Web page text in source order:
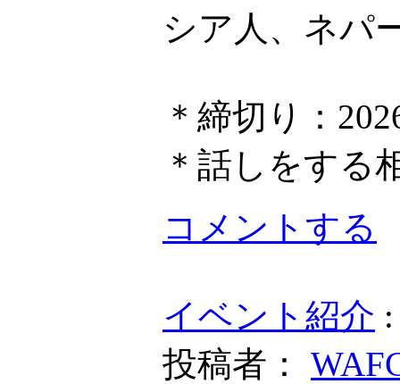
シア人、ネパ
＊締切り：
＊話しをする
コメントする
イベント紹介
投稿者：